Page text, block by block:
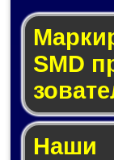
SMD
Наши